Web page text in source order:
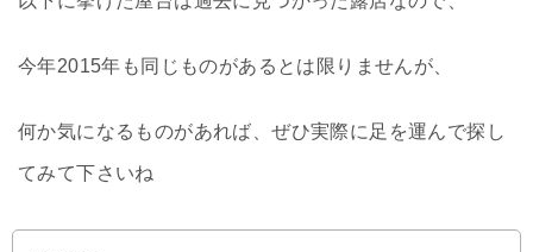
今年2015年も同じものがあるとは限りませんが、
何か気になるものがあれば、ぜひ実際に足を運んで探し
てみて下さいね